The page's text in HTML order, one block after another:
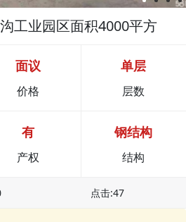
工业园区面积4000平方
面议
价格
单层
层数
有
产权
钢结构
结构
点击:47